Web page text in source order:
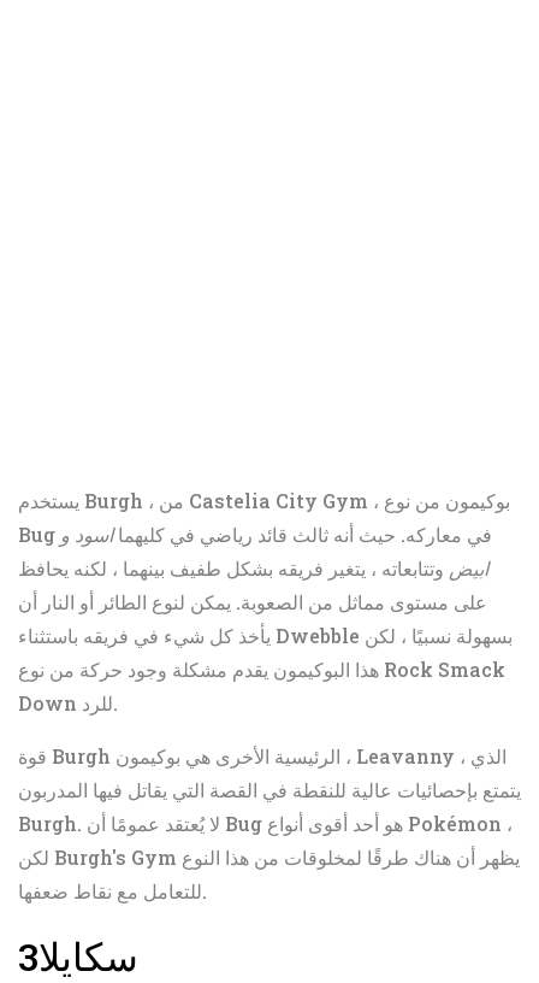
يستخدم Burgh ، من Castelia City Gym ، بوكيمون من نوع
Bug في معاركه. حيث أنه ثالث قائد رياضي في كليهمااسود و
ابيض وتتابعاته ، يتغير فريقه بشكل طفيف بينهما ، لكنه يحافظ
على مستوى مماثل من الصعوبة. يمكن لنوع الطائر أو النار أن
يأخذ كل شيء في فريقه باستثناء Dwebble بسهولة نسبيًا ، لكن
هذا البوكيمون يقدم مشكلة وجود حركة من نوع Rock Smack
Down للرد.
قوة Burgh الرئيسية الأخرى هي بوكيمون ، Leavanny ، الذي
يتمتع بإحصائيات عالية للنقطة في القصة التي يقاتل فيها المدربون
Burgh. لا يُعتقد عمومًا أن Bug هو أحد أقوى أنواع Pokémon ،
لكن Burgh's Gym يظهر أن هناك طرقًا لمخلوقات من هذا النوع
للتعامل مع نقاط ضعفها.
3سكايلا